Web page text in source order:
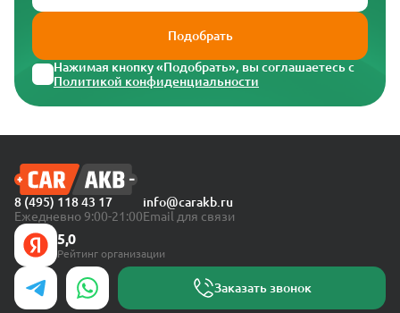
Подобрать
Нажимая кнопку «Подобрать», вы соглашаетесь с
Политикой конфиденциальности
8 (495) 118 43 17
Ежедневно 9:00-21:00
info@carakb.ru
Email для связи
5,0
Рейтинг организации
Заказать звонок